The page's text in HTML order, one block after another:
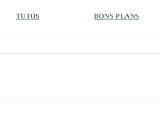
TUTOS BONS PLANS